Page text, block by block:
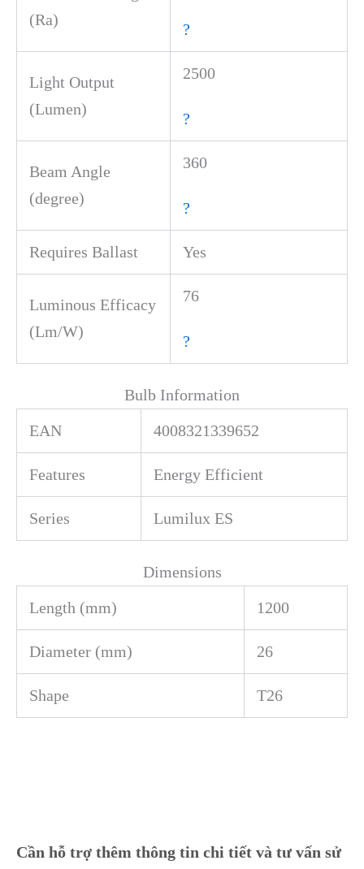
(Ra)
?
Light Output
(Lumen)
2500
?
Beam Angle
(degree)
360
?
Requires Ballast Yes
Luminous Efficacy
(Lm/W)
76
?
Bulb Information
EAN
4008321339652
Features Energy Efficient
Series Lumilux ES
Dimensions
Length (mm)
1200
Diameter (mm) 26
Shape T26
Cần hỗ trợ thêm thông tin chi tiết và tư vấn sử